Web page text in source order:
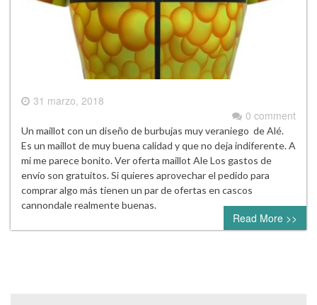
31 marzo, 2018
0 comment
Un maillot con un diseño de burbujas muy veraniego de Alé.
Es un maillot de muy buena calidad y que no deja indiferente. A
mi me parece bonito. Ver oferta maillot Ale Los gastos de
envío son gratuitos. Si quieres aprovechar el pedido para
comprar algo más tienen un par de ofertas en cascos
cannondale realmente buenas.
Read More >>